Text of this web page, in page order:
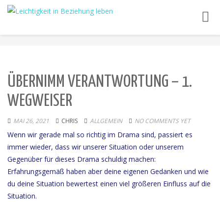
ÜBERNIMM VERANTWORTUNG – 1.
WEGWEISER
MAI 26, 2021 CHRIS ALLGEMEIN NO COMMENTS YET
Wenn wir gerade mal so richtig im Drama sind, passiert es
immer wieder, dass wir unserer Situation oder unserem
Gegenüber für dieses Drama schuldig machen:
Erfahrungsgemäß haben aber deine eigenen Gedanken und wie
du deine Situation bewertest einen viel größeren Einfluss auf die
Situation.